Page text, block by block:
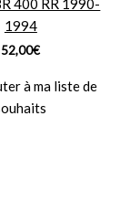
1994
52,00€
à ma liste de